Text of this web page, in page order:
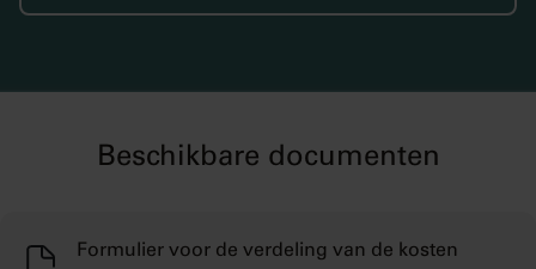
Beschikbare documenten
Formulier voor de verdeling van de kosten